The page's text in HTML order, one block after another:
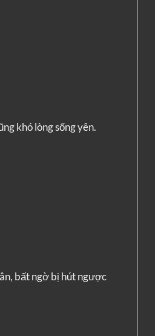
khó lòng sống yên.
bất ngờ bị hút ngược